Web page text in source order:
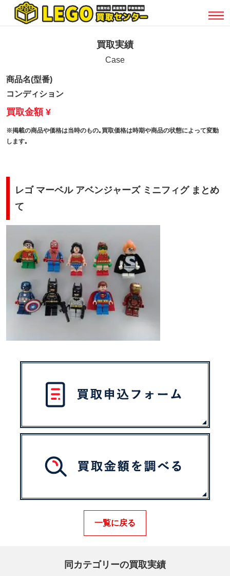
買取実績
Case
商品名(型番)
コンディション
買取金額 ¥
※掲載の商品や価格は当時のもの｡買取価格は時期や商品の状態によって変動
します｡
レゴ マーベル アベンジャーズ ミニフィグ まとめ
て
一覧に戻る
同カテゴリーの買取実績